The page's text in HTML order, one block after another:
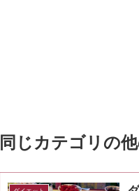
同じカテゴリの